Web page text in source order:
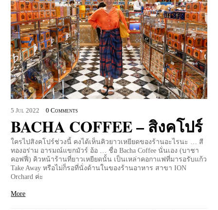
5 Jul 2022 0 Comments
BACHA COFFEE – สิงคโปร์
ใครไปสิงคโปร์ช่วงนี้ คงได้เห็นคิวยาวเหยียดของร้านอะไรนะ … สี
ทองอร่าม อารมณ์แขกมัวร์ อ้อ … ชื่อ Bacha Coffee นั่นเอง (บาชา
คอฟฟี่) คิวหน้าร้านที่ยาวเหยียดนั้น เป็นเหล่าคอกาแฟที่มารอรับแก้ว
Take Away หรือไม่ก็รอที่นั่งด้านในของร้านอาหาร สาขา ION
Orchard ค่ะ
More